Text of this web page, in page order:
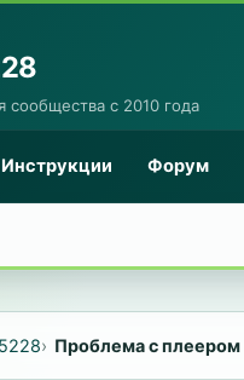
с 2010 года
Инструкции Форум
Проблема с плеером